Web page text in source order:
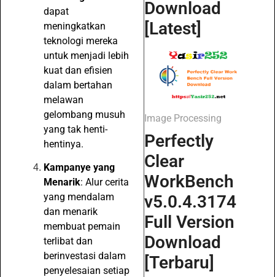
dapat
meningkatkan
teknologi mereka
untuk menjadi lebih
kuat dan efisien
dalam bertahan
melawan
gelombang musuh
yang tak henti-
hentinya.
Kampanye yang
Menarik: Alur cerita
yang mendalam
dan menarik
membuat pemain
terlibat dan
berinvestasi dalam
penyelesaian setiap
Download
[Latest]
Image Processing
Perfectly
Clear
WorkBench
v5.0.4.3174
Full Version
Download
[Terbaru]